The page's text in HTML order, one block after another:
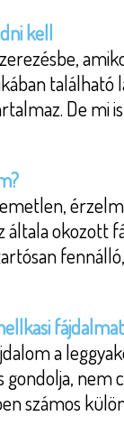
kell
található
De mi
okozott
a
nem
számos